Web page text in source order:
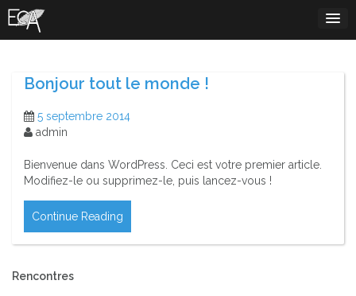
Skip
to
content
Bonjour tout le monde !
5 septembre 2014
admin
Bienvenue dans WordPress. Ceci est votre premier article.
Modifiez-le ou supprimez-le, puis lancez-vous !
Continue Reading
Rencontres